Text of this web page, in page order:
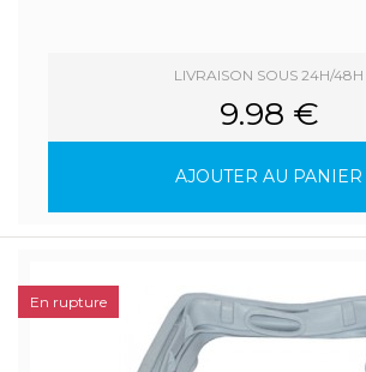
LIVRAISON SOUS 24H/48H
9.98 €
AJOUTER AU PANIER
En rupture